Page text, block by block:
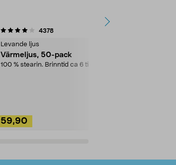
4378recensioner
Levande ljus
Värmeljus, 50-pack
100 % stearin. Brinntid ca 6 tim.
59,90
4.5av 5 stjärnor